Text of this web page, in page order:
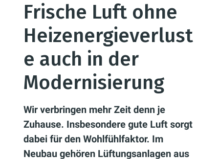
Frische Luft ohne
Heizenergieverlust
e auch in der
Modernisierung
Wir verbringen mehr Zeit denn je
Zuhause. Insbesondere gute Luft sorgt
dabei für den Wohlfühlfaktor. Im
Neubau gehören Lüftungsanlagen aus